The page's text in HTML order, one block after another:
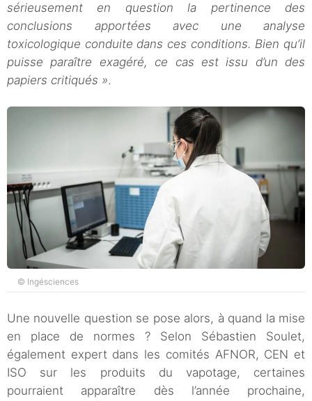
sérieusement en question la pertinence des
conclusions apportées avec une analyse
toxicologique conduite dans ces conditions. Bien qu’il
puisse paraître exagéré, ce cas est issu d’un des
papiers critiqués ».
© Ingésciences
Une nouvelle question se pose alors, à quand la mise
en place de normes ? Selon Sébastien Soulet,
également expert dans les comités AFNOR, CEN et
ISO sur les produits du vapotage, certaines
pourraient apparaître dès l’année prochaine,